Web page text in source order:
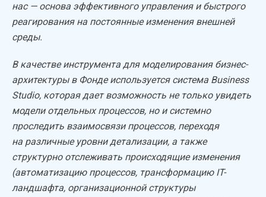
нас — основа эффективного управления и быстрого
реагирования на постоянные изменения внешней
среды.
В качестве инструмента для моделирования бизнес-
архитектуры в Фонде используется система Business
Studio, которая дает возможность не только увидеть
модели отдельных процессов, но и системно
проследить взаимосвязи процессов, переходя
на различные уровни детализации, а также
структурно отслеживать происходящие изменения
(автоматизацию процессов, трансформацию IT-
ландшафта, организационной структуры